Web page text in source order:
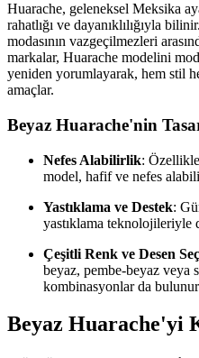
Huarache, geleneksel Meksika
rahatlığı ve dayanıklılığıyla
modasının vazgeçilmezleri
markalar, Huarache modelini
yeniden yorumlayarak, hem stil
amaçlar.
Beyaz Huarache'nin
Nefes Alabilirlik:
model, hafif ve nefes
Yastıklama ve Destek:
yastıklama teknolojileriyle
Çeşitli Renk ve Desen
beyaz, pembe-beyaz veya
kombinasyonlar da
Beyaz Huarache'yi